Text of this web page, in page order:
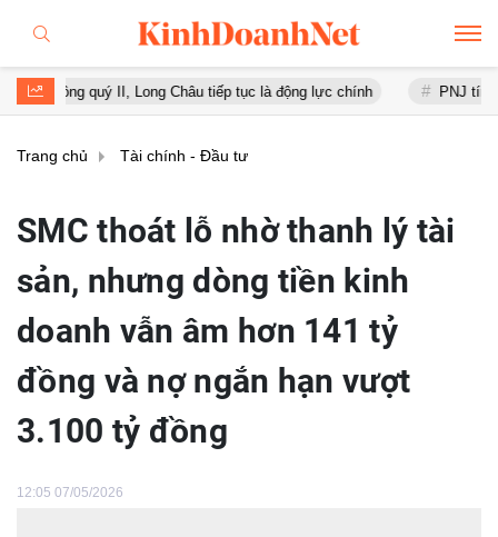
II, Long Châu tiếp tục là động lực chính PNJ tính họp cổ
Trang chủ Tài chính - Đầu tư
SMC thoát lỗ nhờ thanh lý tài
sản, nhưng dòng tiền kinh
doanh vẫn âm hơn 141 tỷ
đồng và nợ ngắn hạn vượt
3.100 tỷ đồng
12:05 07/05/2026